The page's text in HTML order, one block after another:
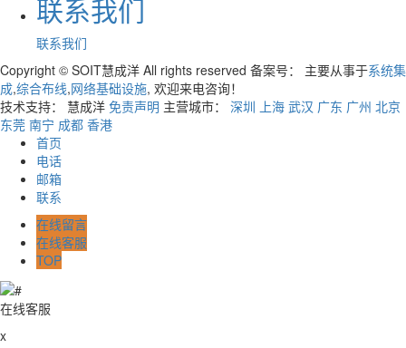
联系我们
联系我们
Copyright © SOIT慧成洋 All rights reserved 备案号：
主要从事于系统集
成,综合布线,网络基础设施, 欢迎来电咨询！
技术支持： 慧成洋 免责声明 主营城市： 深圳 上海 武汉 广东 广州 北京
东莞 南宁 成都 香港
首页
电话
邮箱
联系
在线留言
在线客服
TOP
在线客服
x